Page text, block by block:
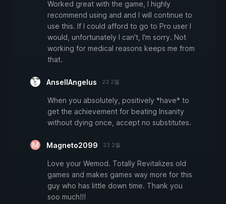
Worked great with the game, I highly
recommend using and and I will continue to
use this. If I could afford to go to Pro user I
would, unfortunately I can't, I'm sorry. Not
working for medical reasons keeps me from
that.
AnsellAngelus 23 2월
When you absolutely, positively *have* to
get the achievement for beating Insanity
without dying once, accept no substitutes.
Magneto2099 23 2월
Love your Wemod. Totally Revitalizes old
games and makes games way more for this
guy who has little down time. Thank you
soo much!!!